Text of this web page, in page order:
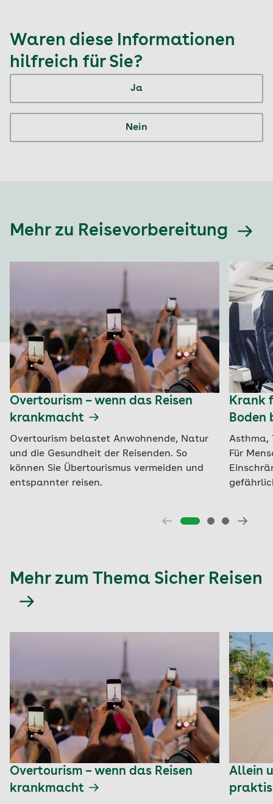
Waren diese Informationen
hilfreich für Sie?
Ja
Nein
Mehr zu Reisevorbereitung
Overtourism – wenn das Reisen
krankmacht
Overtourism belastet Anwohnende, Natur
und die Gesundheit der Reisenden. So
können Sie Übertourismus vermeiden und
entspannter reisen.
Krank
Boden
Asthma,
Für
Mehr zum Thema Sicher Reisen
Overtourism – wenn das Reisen
krankmacht
Allein